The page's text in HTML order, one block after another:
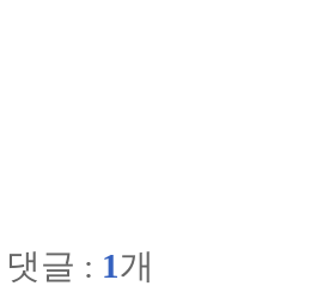
댓글 : 1개